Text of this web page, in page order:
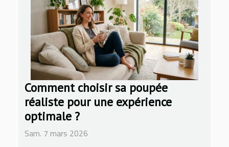
Comment choisir sa poupée
réaliste pour une expérience
optimale ?
Sam. 7 mars 2026